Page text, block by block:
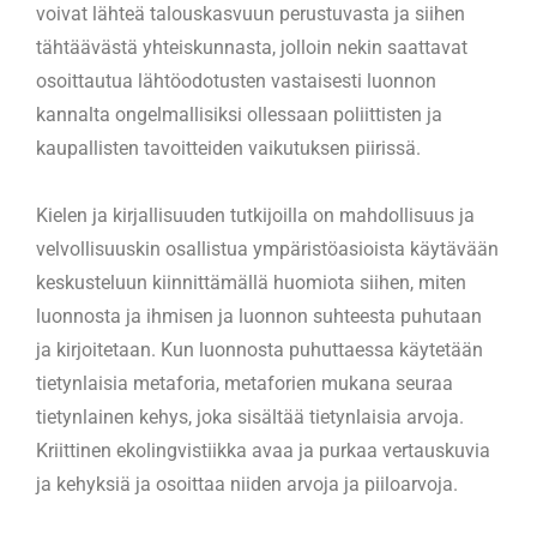
voivat lähteä talouskasvuun perustuvasta ja siihen
tähtäävästä yhteiskunnasta, jolloin nekin saattavat
osoittautua lähtöodotusten vastaisesti luonnon
kannalta ongelmallisiksi ollessaan poliittisten ja
kaupallisten tavoitteiden vaikutuksen piirissä.
Kielen ja kirjallisuuden tutkijoilla on mahdollisuus ja
velvollisuuskin osallistua ympäristöasioista käytävään
keskusteluun kiinnittämällä huomiota siihen, miten
luonnosta ja ihmisen ja luonnon suhteesta puhutaan
ja kirjoitetaan. Kun luonnosta puhuttaessa käytetään
tietynlaisia metaforia, metaforien mukana seuraa
tietynlainen kehys, joka sisältää tietynlaisia arvoja.
Kriittinen ekolingvistiikka avaa ja purkaa vertauskuvia
ja kehyksiä ja osoittaa niiden arvoja ja piiloarvoja.